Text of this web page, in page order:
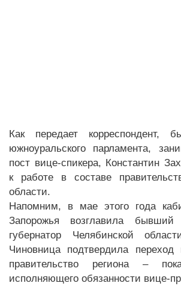
Как передает корреспондент,
южноуральского парламента,
пост вице-спикера, Константин
к работе в составе
области.
Напомним, в мае этого года
Запорожья возглавила
губернатор Челябинской
Чиновница подтвердила
правительство региона –
исполняющего обязанности вице-